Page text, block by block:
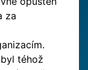
za
téhož